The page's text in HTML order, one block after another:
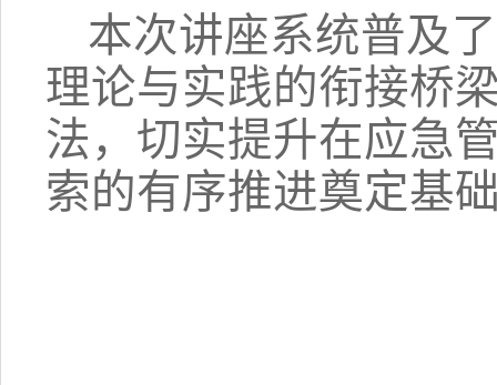
本次讲座系统普及
理论与实践的衔接桥
法，切实提升在应急
索的有序推进奠定基